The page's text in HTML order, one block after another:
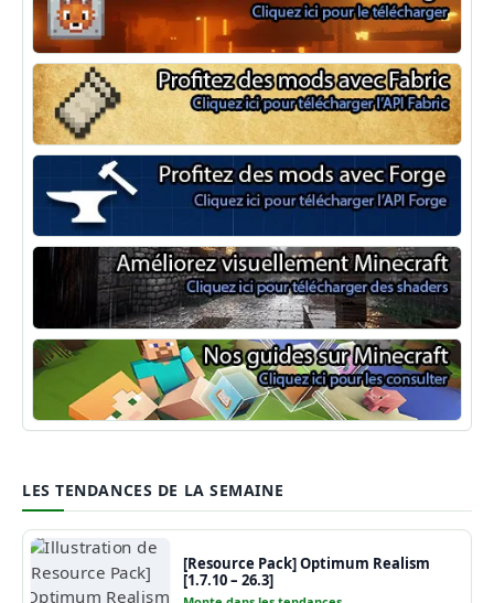
NeoForge
Minecraft Fabric
Minecraft Forge
Shaders Minecraft
Guide Minecraft
LES TENDANCES DE LA SEMAINE
[Resource Pack] Optimum Realism
[1.7.10 – 26.3]